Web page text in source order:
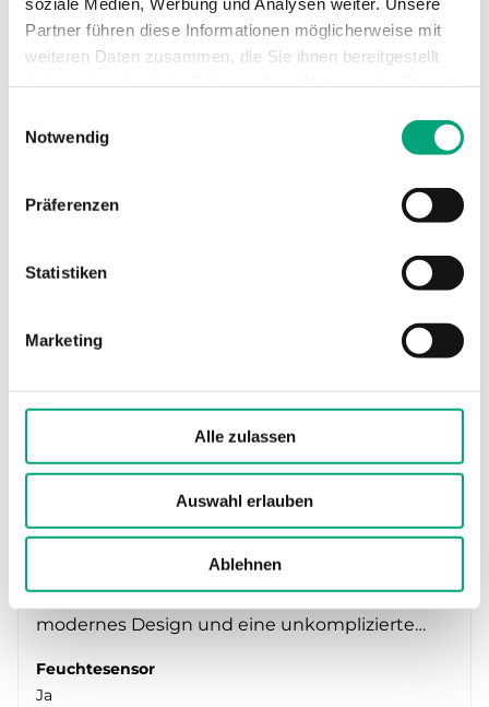
Partner führen diese Informationen möglicherweise mit
weiteren Daten zusammen, die Sie ihnen bereitgestellt
Notwendig
Präferenzen
Statistiken
Marketing
Alle zulassen
Auswahl erlauben
Ablehnen
ED-T7
Display-Typ
Regio RUX ist ein Raumgerät zur
Wandmontage, das intelligente Sensorik,
modernes Design und eine unkomplizierte…
Feuchtesensor
Ja